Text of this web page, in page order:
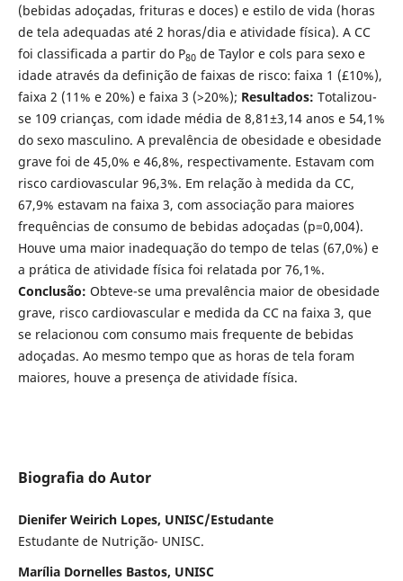
(bebidas adoçadas, frituras e doces) e estilo de vida (horas
de tela adequadas até 2 horas/dia e atividade física). A CC
foi classificada a partir do P80de Taylor e cols para sexo e
idade através da definição de faixas de risco: faixa 1 (£10%),
faixa 2 (11% e 20%) e faixa 3 (>20%); Resultados: Totalizou-
se 109 crianças, com idade média de 8,81±3,14 anos e 54,1%
do sexo masculino. A prevalência de obesidade e obesidade
grave foi de 45,0% e 46,8%, respectivamente. Estavam com
risco cardiovascular 96,3%. Em relação à medida da CC,
67,9% estavam na faixa 3, com associação para maiores
frequências de consumo de bebidas adoçadas (p=0,004).
Houve uma maior inadequação do tempo de telas (67,0%) e
a prática de atividade física foi relatada por 76,1%.
Conclusão: Obteve-se uma prevalência maior de obesidade
grave, risco cardiovascular e medida da CC na faixa 3, que
se relacionou com consumo mais frequente de bebidas
adoçadas. Ao mesmo tempo que as horas de tela foram
maiores, houve a presença de atividade física.
Biografia do Autor
Dienifer Weirich Lopes, UNISC/Estudante
Estudante de Nutrição- UNISC.
Marília Dornelles Bastos, UNISC